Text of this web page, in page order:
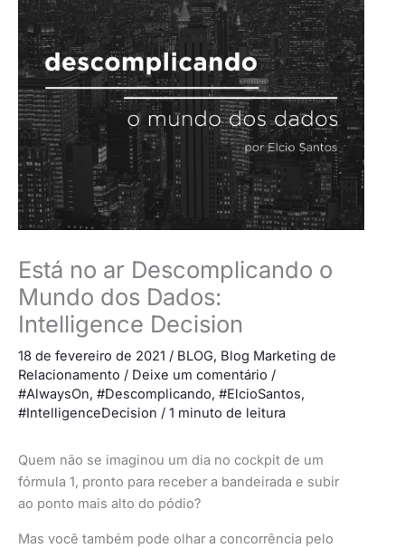
Está no ar Descomplicando o
Mundo dos Dados:
Intelligence Decision
18 de fevereiro de 2021 / BLOG, Blog Marketing de
Relacionamento / Deixe um comentário /
#AlwaysOn, #Descomplicando, #ElcioSantos,
#IntelligenceDecision / 1 minuto de leitura
Quem não se imaginou um dia no cockpit de um
fórmula 1, pronto para receber a bandeirada e subir
ao ponto mais alto do pódio?
Mas você também pode olhar a concorrência pelo